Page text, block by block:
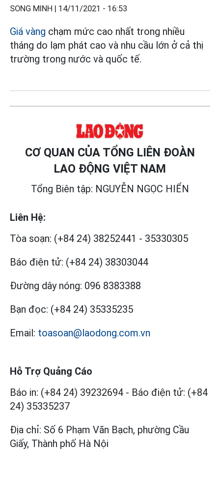
SONG MINH | 14/11/2021 - 16:53
Giá vàng chạm mức cao nhất trong nhiều
tháng do lạm phát cao và nhu cầu lớn ở cả thị
trường trong nước và quốc tế.
CƠ QUAN CỦA TỔNG LIÊN ĐOÀN
LAO ĐỘNG VIỆT NAM
Tổng Biên tập: NGUYỄN NGỌC HIỂN
Liên Hệ:
Tòa soạn: (+84 24) 38252441 - 35330305
Báo điện tử: (+84 24) 38303044
Đường dây nóng: 096 8383388
Bạn đọc: (+84 24) 35335235
Email: toasoan@laodong.com.vn
Hỗ Trợ Quảng Cáo
Báo in: (+84 24) 39232694 - Báo điện tử: (+84
24) 35335237
Địa chỉ: Số 6 Phạm Văn Bạch, phường Cầu
Giấy, Thành phố Hà Nội